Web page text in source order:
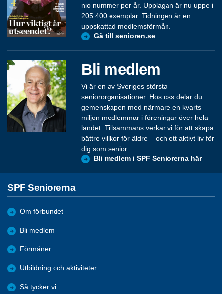
nio nummer per år. Upplagan är nu uppe i
205 400 exemplar. Tidningen är en
uppskattad medlemsförmån.
Gå till senioren.se
Bli medlem
Vi är en av Sveriges största
seniororganisationer. Hos oss delar du
gemenskapen med närmare en kvarts
miljon medlemmar i föreningar över hela
landet. Tillsammans verkar vi för att skapa
bättre villkor för äldre – och ett aktivt liv för
dig som senior.
Bli medlem i SPF Seniorerna här
SPF Seniorerna
Om förbundet
Bli medlem
Förmåner
Utbildning och aktiviteter
Så tycker vi